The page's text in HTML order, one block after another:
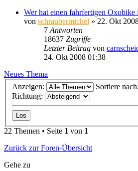
Wer hat einen fahrfertigen Oxobike
von schraubermichel » 22. Okt
7 Antworten
18637 Zugriffe
Letzter Beitrag von
24. Okt 2008 01:38
Neues Thema
Anzeigen:
Sortiere nach:
Richtung:
22 Themen • Seite 1 von 1
Zurück zur Foren-Übersicht
Gehe zu